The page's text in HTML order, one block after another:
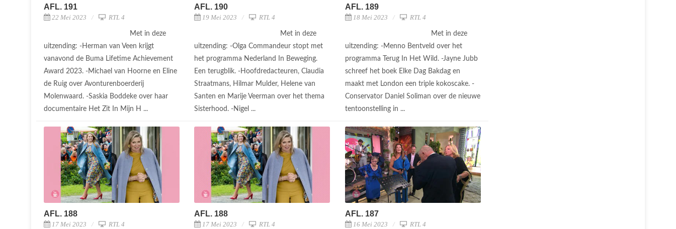
AFL. 191
22 Mei 2023 RTL 4
Met in deze
uitzending: -Herman van Veen krijgt
vanavond de Buma Lifetime Achievement
Award 2023. -Michael van Hoorne en Eline
de Ruig over Avonturenboerderij
Molenwaard. -Saskia Boddeke over haar
documentaire Het Zit In Mijn H ...
AFL. 190
19 Mei 2023 RTL 4
Met in deze
uitzending: -Olga Commandeur stopt met
het programma Nederland In Beweging.
Een terugblik. -Hoofdredacteuren, Claudia
Straatmans, Hilmar Mulder, Helene van
Santen en Marije Veerman over het thema
Sisterhood. -Nigel ...
AFL. 189
18 Mei 2023 RTL 4
Met in deze
uitzending: -Menno Bentveld over het
programma Terug In Het Wild. -Jayne Jubb
schreef het boek Elke Dag Bakdag en
maakt met London een triple kokoscake. -
Conservator Daniel Soliman over de nieuwe
tentoonstelling in ...
AFL. 188
17 Mei 2023 RTL 4
AFL. 188
17 Mei 2023 RTL 4
AFL. 187
16 Mei 2023 RTL 4